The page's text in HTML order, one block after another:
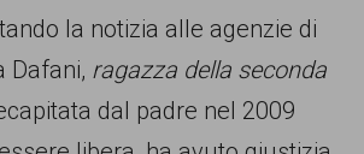
la notizia alle agenzie di
Dafani, ragazza della seconda
dal padre nel 2009